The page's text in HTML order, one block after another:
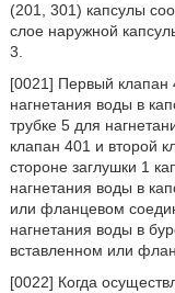
(201, 301) капсулы
слое наружной
3.
[0021] Первый клапан
нагнетания воды в
трубке 5 для
клапан 401 и второй
стороне заглушки 1
нагнетания воды в
или фланцевом
нагнетания воды в
вставленном или
[0022] Когда